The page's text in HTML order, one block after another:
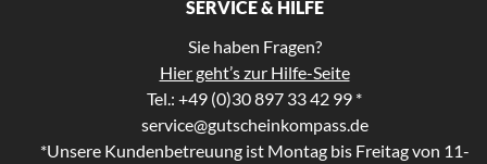
SERVICE & HILFE
Sie haben Fragen?
Hier geht’s zur Hilfe-Seite
Tel.: +49 (0)30 897 33 42 99 *
service@gutscheinkompass.de
*Unsere Kundenbetreuung ist Montag bis Freitag von 11-